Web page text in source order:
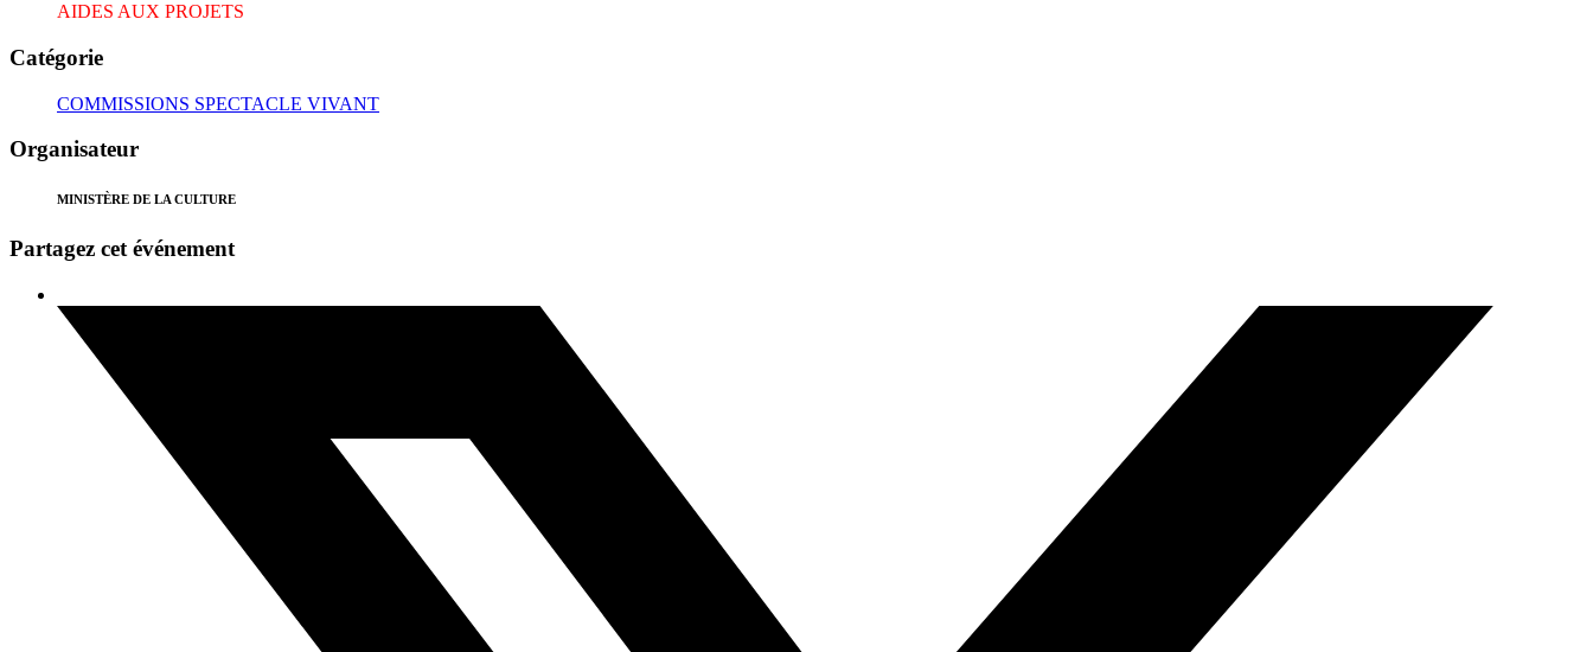
AIDES AUX PROJETS
Catégorie
COMMISSIONS SPECTACLE VIVANT
Organisateur
MINISTÈRE DE LA CULTURE
Partagez cet événement